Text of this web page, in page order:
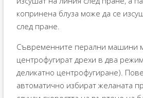
копринена блуза може да се
след пране.
Съвременните перални машини
центрофугират дрехи в два
деликатно центрофугиране).
автоматично избират желаната